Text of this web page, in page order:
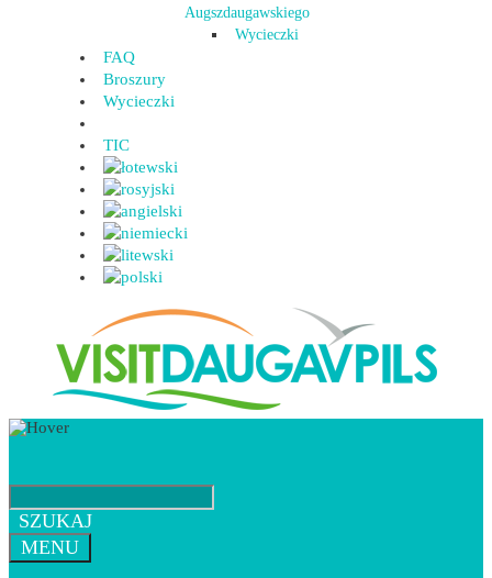
Augszdaugawskiego
Wycieczki
FAQ
Broszury
Wycieczki
TIC
SZUKAJ
MENU